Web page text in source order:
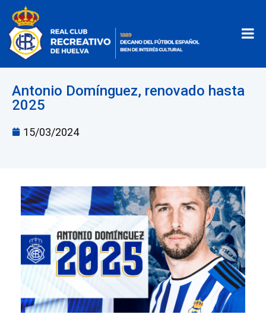
Antonio Domínguez, renovado hasta
2025
15/03/2024